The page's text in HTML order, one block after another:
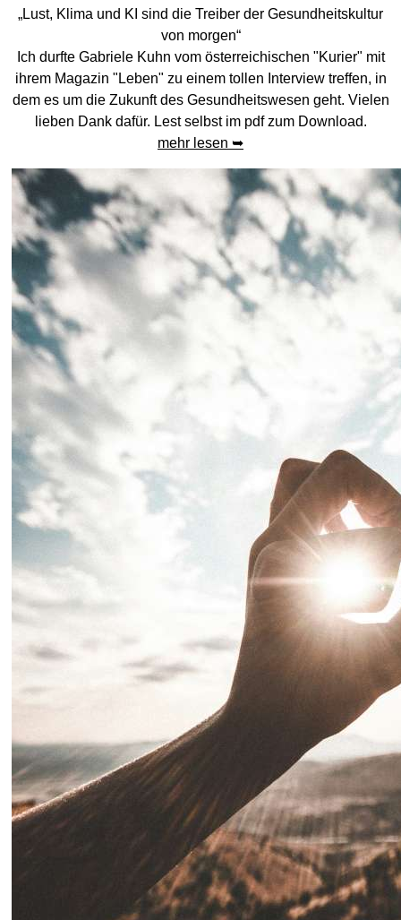
„Lust, Klima und KI sind die Treiber der Gesundheitskultur
von morgen“
Ich durfte Gabriele Kuhn vom österreichischen "Kurier" mit
ihrem Magazin "Leben" zu einem tollen Interview treffen, in
dem es um die Zukunft des Gesundheitswesen geht. Vielen
lieben Dank dafür. Lest selbst im pdf zum Download.
mehr lesen ➥